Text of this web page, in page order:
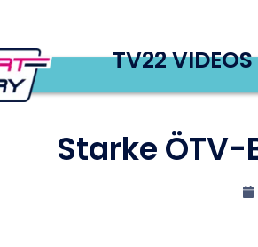
TV22 VIDEOS
Starke